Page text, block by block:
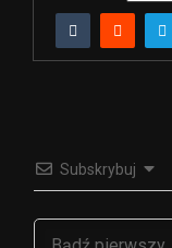
Subskrybuj